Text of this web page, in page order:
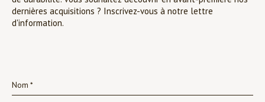
dernières acquisitions ? Inscrivez-vous à notre lettre
d'information.